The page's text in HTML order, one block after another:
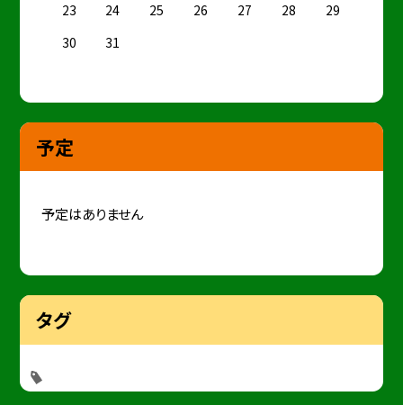
23
24 25 26 27 28
29
30
31
予定
予定はありません
タグ